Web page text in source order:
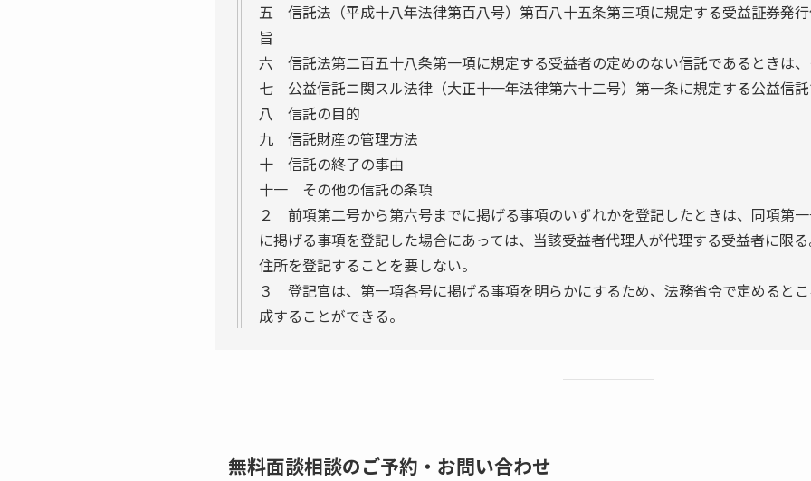
五 信託法（平成十八年法律第百八号）第百八十五条第三項に規定する受益証券発
旨
六 信託法第二百五十八条第一項に規定する受益者の定めのない信託であるときは
七 公益信託ニ関スル法律（大正十一年法律第六十二号）第一条に規定する公益信
八 信託の目的
九 信託財産の管理方法
十 信託の終了の事由
十一 その他の信託の条項
２ 前項第二号から第六号までに掲げる事項のいずれかを登記したときは、同項第
に掲げる事項を登記した場合にあっては、当該受益者代理人が代理する受益者に限
住所を登記することを要しない。
３ 登記官は、第一項各号に掲げる事項を明らかにするため、法務省令で定めると
成することができる。
無料面談相談のご予約・お問い合わせ